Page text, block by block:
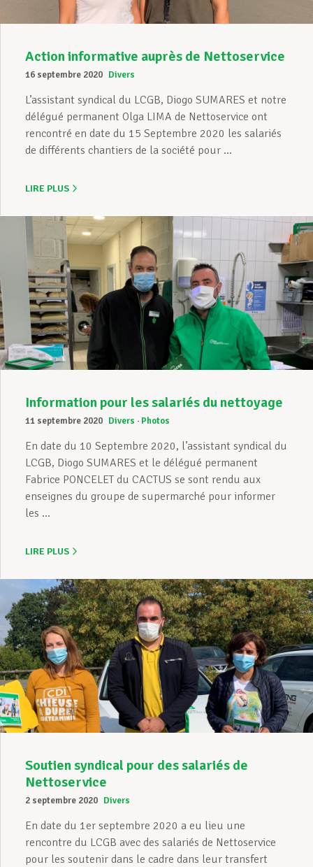
Action informative auprès de Nettoservice
16 septembre 2020 Divers
L’assistant syndical du LCGB, Diogo SUMARES et notre
délégué permanent Olga LIMA de Nettoservice ont
rencontré en date du 15 Septembre 2020 les salariés
de différents chantiers de la société pour ...
LIRE PLUS
Information pour les salariés du nettoyage
11 septembre 2020 Divers Photos
En date du 10 Septembre 2020, l’assistant syndical du
LCGB, Diogo SUMARES et le délégué permanent
Fabrice PONCELET du CACTUS se sont rendu aux
enseignes du groupe de supermarché pour informer
les ...
LIRE PLUS
Soutien syndical pour des salariés de
Nettoservice
2 septembre 2020 Divers
En date du 1er septembre 2020 a eu lieu une
rencontre du LCGB avec des salariés de Nettoservice
pour les soutenir dans le cadre dans leur transfert